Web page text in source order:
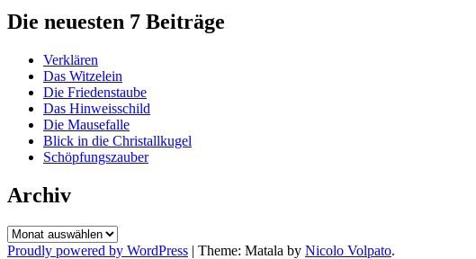
Die neuesten 7 Beiträge
Verklären
Das Witzelein
Die Friedenstaube
Das Hinweisschild
Die Mausefalle
Blick in die Christallkugel
Schöpfungszauber
Archiv
Archiv
Proudly powered by WordPress | Theme: Matala by Nicolo Volpato.